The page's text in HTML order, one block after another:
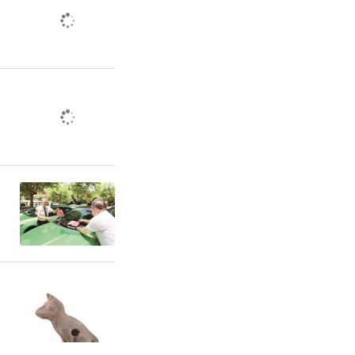
府签订
发展战
有限公
300万
将以此
，积极
惠企政